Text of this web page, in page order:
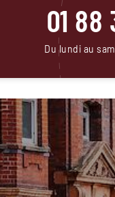
01 88
Du lundi au